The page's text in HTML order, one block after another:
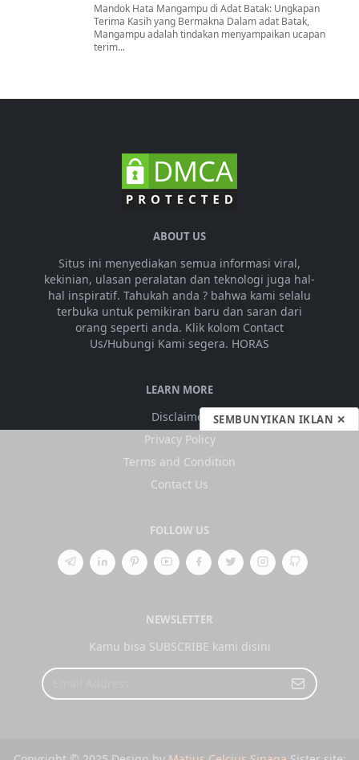
Mandok Hata Mangampu di Adat Batak: Ungkapan
Terima Kasih yang Bermakna Dalam adat Batak,
Mangampu adalah tindakan menyampaikan ucapan
terim...
ABOUT US
Situs ini menyediakan semua informasi viral,
kekinian, ulasan peralatan dan teknologi juga hal-
hal inspiratif. Tahukah anda ? bahwa kami selalu
terbuka untuk pemikiran baru dan saran dari
orang seperti anda. Klik kolom Contact
Us/Hubungi Kami segera. HORAS
LEARN MORE
Disclaimer
Privacy Policy
Terms and Condition
Contact Us
FOLLOW US
NEWSLETTER
Kamu bisa SUBSCRIBE kami disini
SEMBUNYIKAN IKLAN ✕